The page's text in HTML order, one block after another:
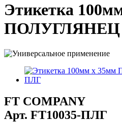
Этикетка
ПОЛУГЛЯНЕЦ
FT COMPANY
Арт. FT10035-ПЛГ